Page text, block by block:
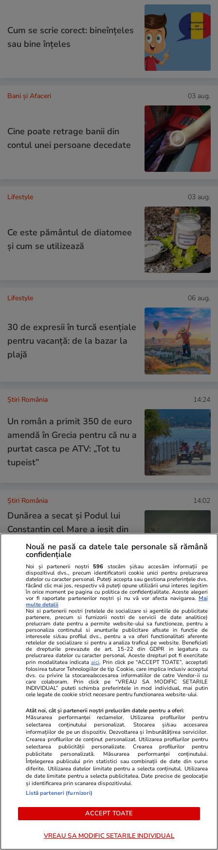
Cum se scrie corect: bineînțeles
sau bine înțeles
Bani și Afaceri 03 aug.
Cine poate retrage banii din
contul unei persoane decedate
Lifestyle 03 aug.
Ce este pământul de diatomee
și cum se utilizează
Lifestyle 06 aug.
30 de expresii în turcă esențiale
pentru vacanță: de la bazar la
plajă
Știri România 14:24
Un român a primit 350 de euro
amendă în Grecia pentru că nu a
purtat casca pe ATV: „Tot tu
tupeist”
Știri România 14:02
Dunărea a secat și Podul lui
Constantin cel Mare a ieșit din
ape. Cum arată minunea
Antichității între România și
Bulgaria
Exclusiv
Știri România 14:00
Problemele reale ale
sistemului energetic din
România. Expert: „Electronii
sunt indisciplinați. Nu ascultă de
guvern”
Noul tren PESA a ajuns la
Brașov cu o întârziere de o oră
și fără aer condiționat:
„Groaznic, să se desființeze
acest tip de tren”
De ce nu stingem lumina când
ne zice Bolojan. Criza Dunării e
Nouă ne pasă ca datele tale personale să rămână
confidențiale
Noi și partenerii noștri 596 stocăm și/sau accesăm informații pe
dispozitivul dvs., precum identificatorii cookie unici pentru prelucrarea
datelor cu caracter personal. Puteți accepta sau gestiona preferințele dvs.
făcând clic mai jos, respectiv vă puteți opune utilizării unui interes legitim
în orice moment pe pagina cu politica de confidențialitate. Aceste alegeri
vor fi raportate partenerilor noștri și nu vă vor afecta navigarea. Mai
multe detalii
Noi si partenerii nostri (retelele de socializare si agentiile de publicitate
partenere, precum si furnizorii nostri de servicii de date analitice)
prelucram date pentru a permite website-ului sa functioneze, pentru a
personaliza continutul si anunturile publicitare afisate in functie de
interesele si/sau profilul dvs., pentru a va oferi functionalitati aferente
retelelor de socializare si pentru a analiza traficul pe website. Beneficiati
de drepturile prevazute de art. 15-22 din GDPR in legatura cu
prelucrarea datelor cu caracter personal. Aceste drepturi pot fi exercitate
prin modalitatea indicataaici. Prin click pe “ACCEPT TOATE”, acceptati
folosirea tuturor Tehnologiilor de tip Cookie, care implica inclusiv acceptul
dvs. cu privire la stocarea/accesarea informatiilor de catre Vendor-ii cu
care colaboram. Prin click pe “VREAU SA MODIFIC SETARILE
INDIVIDUAL” puteti schimba preferintele in mod individual, mai putin
cele legate de cookie strict necesare pentru functionarea website-ului.
Atât noi, cât și partenerii noștri prelucrăm datele pentru a oferi:
Măsurarea performanței reclamelor. Utilizarea profilurilor pentru
selectarea conținutului personalizat. Stocarea și/sau accesarea
informațiilor de pe un dispozitiv. Dezvoltarea și îmbunătățirea serviciilor.
Crearea profilurilor de conținut personalizat. Utilizarea profilurilor pentru
selectarea publicității personalizate. Crearea profilurilor pentru
publicitate personalizată. Măsurarea performanței conținutului.
Înțelegerea publicului prin statistici sau combinații de date din surse
diferite. Utilizarea datelor limitate pentru a selecta conținutul. Utilizarea
de date limitate pentru a selecta publicitatea. Date precise de geolocație
și identificarea prin scanarea dispozitivului.
Listă parteneri (furnizori)
ACCEPT TOATE
VREAU SA MODIFIC SETARILE INDIVIDUAL